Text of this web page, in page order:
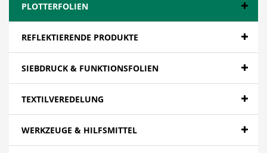
PLOTTERFOLIEN
REFLEKTIERENDE PRODUKTE
SIEBDRUCK & FUNKTIONSFOLIEN
TEXTILVEREDELUNG
WERKZEUGE & HILFSMITTEL